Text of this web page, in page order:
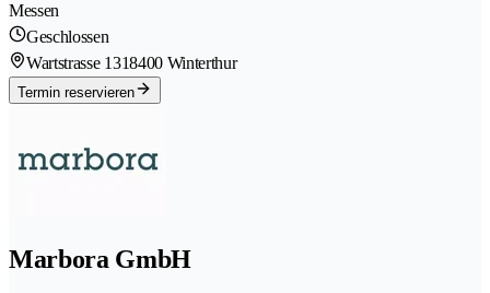
Messen
Geschlossen
Wartstrasse 1318400 Winterthur
Termin reservieren
Marbora GmbH